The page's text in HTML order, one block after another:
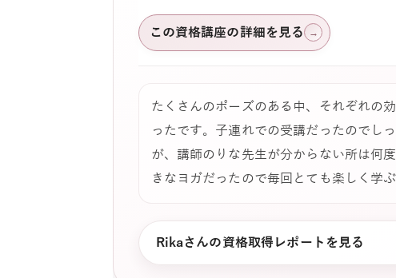
この資格講座の詳細を見る →
たくさんのポーズのある中、それぞれの
ったです。子連れでの受講だったのでし
が、講師のりな先生が分からない所は何
きなヨガだったので毎回とても楽しく学
Rikaさんの資格取得レポートを見る